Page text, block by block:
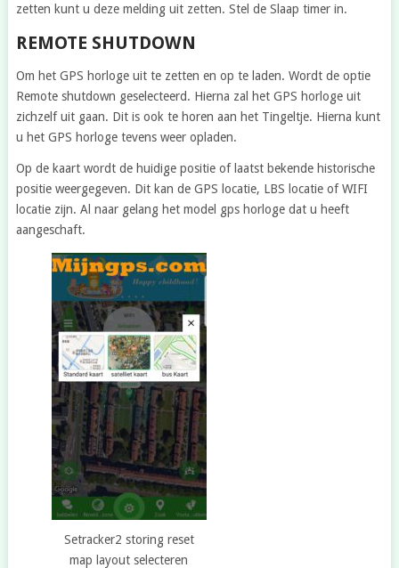
zetten kunt u deze melding uit zetten. Stel de Slaap timer in.
REMOTE SHUTDOWN
Om het GPS horloge uit te zetten en op te laden. Wordt de optie
Remote shutdown geselecteerd. Hierna zal het GPS horloge uit
zichzelf uit gaan. Dit is ook te horen aan het Tingeltje. Hierna kunt
u het GPS horloge tevens weer opladen.
Op de kaart wordt de huidige positie of laatst bekende historische
positie weergegeven. Dit kan de GPS locatie, LBS locatie of WIFI
locatie zijn. Al naar gelang het model gps horloge dat u heeft
aangeschaft.
Setracker2 storing reset
map layout selecteren